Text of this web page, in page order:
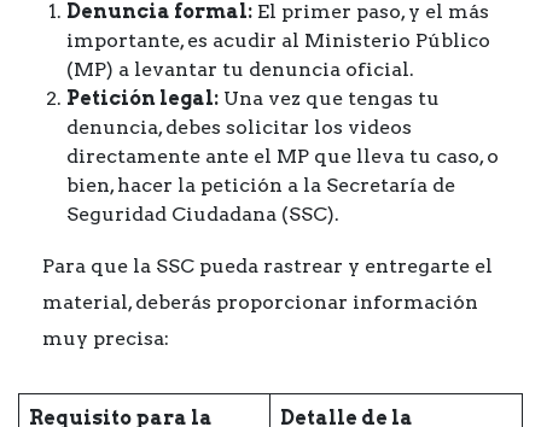
Denuncia formal: El primer paso, y el más
importante, es acudir al Ministerio Público
(MP) a levantar tu denuncia oficial.
Petición legal: Una vez que tengas tu
denuncia, debes solicitar los videos
directamente ante el MP que lleva tu caso, o
bien, hacer la petición a la Secretaría de
Seguridad Ciudadana (SSC).
Para que la SSC pueda rastrear y entregarte el
material, deberás proporcionar información
muy precisa:
Requisito para la Detalle de la